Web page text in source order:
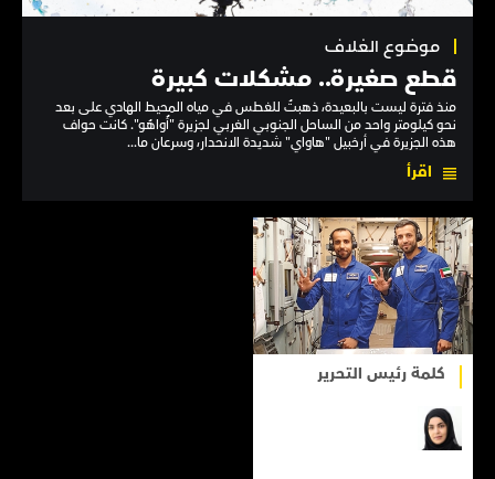
موضوع الغلاف
قطع صغيرة.. مشكلات كبيرة
منذ فترة ليست بالبعيدة، ذهبتُ للغطس في مياه المحيط الهادي على بعد
نحو كيلومتر واحد من الساحل الجنوبي الغربي لجزيرة "أُواهُو". كانت حواف
هذه الجزيرة في أرخبيل "هاواي" شديدة الانحدار، وسرعان ما...
اقرأ
كلمة رئيس التحرير